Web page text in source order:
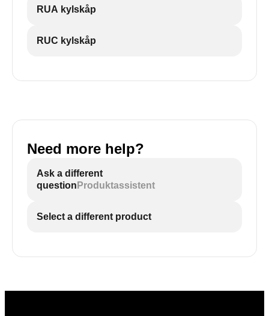
RUA kylskåp
RUC kylskåp
Need more help?
Ask a different
question Produktassistent
Select a different product